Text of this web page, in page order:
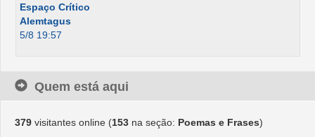
Espaço Crítico
Alemtagus
5/8 19:57
Quem está aqui
379 visitantes online (153 na seção: Poemas e Frases)